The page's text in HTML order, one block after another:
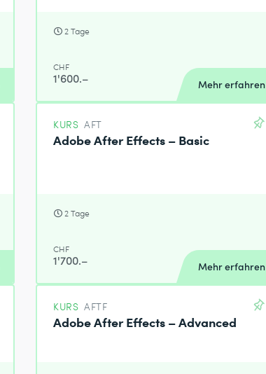
2 Tage
CHF
1'600.– Mehr erfahren
KURS AFT
Adobe After Effects – Basic
2 Tage
CHF
1'700.– Mehr erfahren
KURS AFTF
Adobe After Effects – Advanced